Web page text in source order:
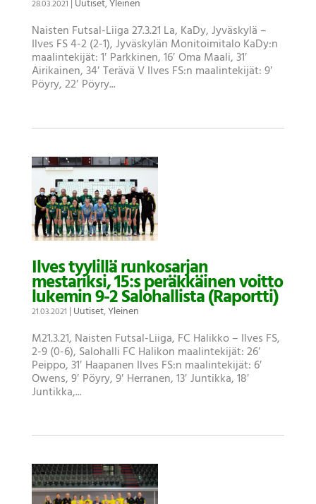
28.03.2021 Uutiset,Yleinen
Naisten Futsal-Liiga 27.3.21 La, KaDy, Jyväskylä –
Ilves FS 4-2 (2-1), Jyväskylän Monitoimitalo KaDy:n
maalintekijät: 1′ Parkkinen, 16′ Oma Maali, 31′
Airikainen, 34′ Terävä V Ilves FS:n maalintekijät: 9′
Pöyry, 22′ Pöyry...
Ilves tyylillä runkosarjan
mestariksi, 15:s peräkkäinen voitto
lukemin 9-2 Salohallista (Raportti)
21.03.2021 | Uutiset,Yleinen
M21.3.21, Naisten Futsal-Liiga, FC Halikko – Ilves FS,
2-9 (0-6), Salohalli FC Halikon maalintekijät: 26′
Peippo, 31′ Haapanen Ilves FS:n maalintekijät: 6′
Owens, 9′ Pöyry, 9′ Herranen, 13′ Juntikka, 18′
Juntikka,...